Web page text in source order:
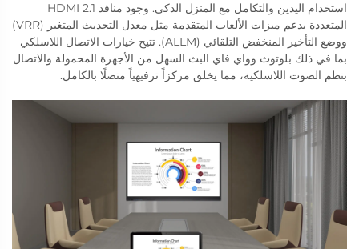
استخدام اليدين والتكامل مع المنزل الذكي. وجود منافذ HDMI 2.1
المتعددة يدعم ميزات الألعاب المتقدمة مثل معدل التحديث المتغير (VRR)
ووضع التأخير المنخفض التلقائي (ALLM). تتيح خيارات الاتصال اللاسلكي
بما في ذلك بلوتوث وواي فاي البث السهل من الأجهزة المحمولة والاتصال
بنظم الصوت اللاسلكية، مما يخلق مركزاً ترفيهياً متصلًا بالكامل.